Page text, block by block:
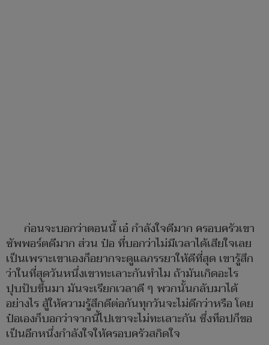
ก่อนจะบอกว่าตอนนี้ เอ๋ กำลังใจดีมาก ครอบครัวเขา
ซัพพอร์ตดีมาก ส่วน ป๋อ ที่บอกว่าไม่มีเวลาได้เสียใจเลย
เป็นเพราะเขาเองก็อยากจะดูแลภรรยาให้ดีที่สุด เขารู้สึก
ว่าในที่สุดวันหนึ่งเขาทะเลาะกันทำไม ถ้ามันเกิดอะไร
ปุบปับขึ้นมา มันจะเรียกเวลาดี ๆ พวกนั้นกลับมาได้
อย่างไร สู้ให้ความรู้สึกดีต่อกันทุกวันจะไม่ดีกว่าหรือ โดย
ป๋อเองก็บอกว่าจากนี้ไปเขาจะไม่ทะเลาะกัน ซึ่งท็อปก็ขอ
เป็นอีกหนึ่งกำลังใจให้ครอบครัวสกิดใจ